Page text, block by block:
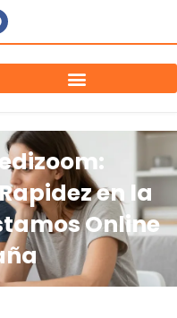
en la
Online